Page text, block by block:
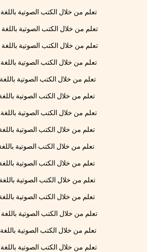
تعلم من خلال الكتب الصوتية باللغة
تعلم من خلال الكتب الصوتية باللغة
تعلم من خلال الكتب الصوتية باللغة
تعلم من خلال الكتب الصوتية باللغة
تعلم من خلال الكتب الصوتية باللغة
تعلم من خلال الكتب الصوتية باللغة
تعلم من خلال الكتب الصوتية
تعلم من خلال الكتب الصوتية
تعلم من خلال الكتب الصوتية
تعلم من خلال الكتب الصوتية
تعلم من خلال الكتب الصوتية
تعلم من خلال الكتب الصوتية
تعلم من خلال الكتب الصوتية باللغة
تعلم من خلال الكتب الصوتية باللغة
تعلم من خلال الكتب الصوتية باللغة